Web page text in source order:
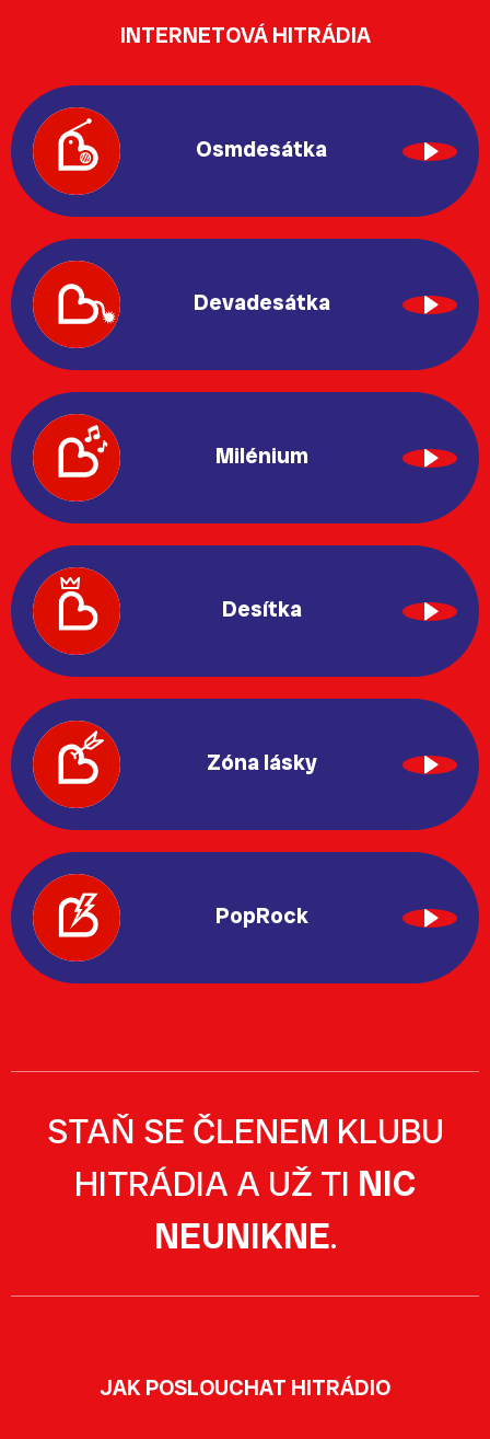
INTERNETOVÁ HITRÁDIA
Osmdesátka
Devadesátka
Milénium
Desítka
Zóna lásky
PopRock
STAŇ SE ČLENEM KLUBU
HITRÁDIA A UŽ TI NIC
NEUNIKNE.
JAK POSLOUCHAT HITRÁDIO